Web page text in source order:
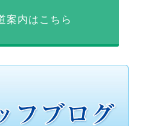
案内はこちら